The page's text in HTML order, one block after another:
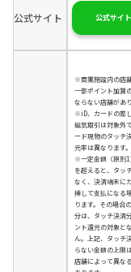
公式サイト 公式サイト
※商業施設内の店舗
一部ポイント加算
ならない店舗があり
※iD、カードの差し
磁気取引は対象外
ード現物のタッチ
元率は異なります。
※一定金額（原則1
を超えると、タッ
なく、決済端末に
挿して支払になる
ります。その場合
分は、タッチ決済
ント還元の対象と
ん。上記、タッチ
らない金額の上限
店舗によって異な